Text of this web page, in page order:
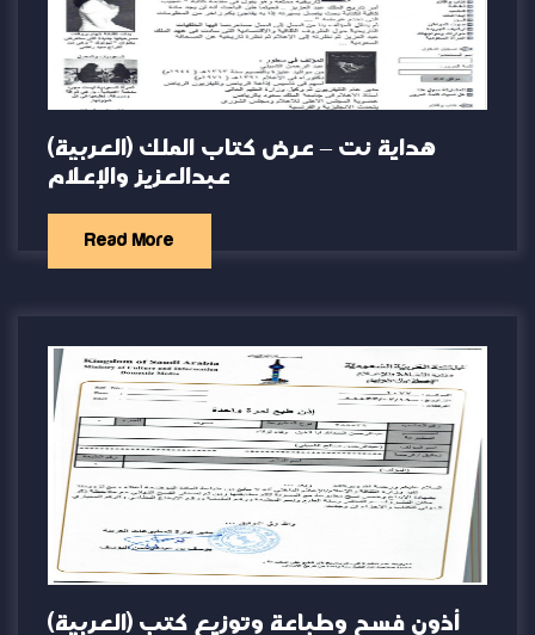
(العربية) هداية نت – عرض كتاب الملك
عبدالعزيز والإعلام
Read More
(العربية) أذون فسح وطباعة وتوزيع كتب